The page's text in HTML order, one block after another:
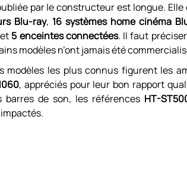
par le constructeur est longue. Elle
Blu-ray, 16 systèmes home cinéma
5 enceintes connectées. Il faut
modèles n’ont jamais été
modèles les plus connus figurent les
, appréciés pour leur bon rapport
barres de son, les références HT-